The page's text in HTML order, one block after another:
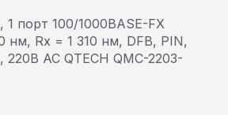
порт 100/1000BASE-FX
нм, Rx = 1 310 нм, DFB, PIN,
AC QTECH QMC-2203-